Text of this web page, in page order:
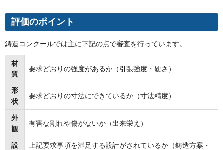
評価のポイント
鋳造コンクールでは主に下記の点で審査を行っています。
材
質
要求どおりの強度があるか（引張強度・硬さ）
形
状
要求どおりの寸法にできているか（寸法精度）
外
観
有害な割れや傷がないか（出来栄え）
設
上記要求事項を満足する設計がされているか（鋳造方案・